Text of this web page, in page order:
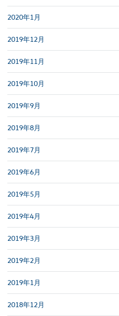
2020年1月
2019年12月
2019年11月
2019年10月
2019年9月
2019年8月
2019年7月
2019年6月
2019年5月
2019年4月
2019年3月
2019年2月
2019年1月
2018年12月